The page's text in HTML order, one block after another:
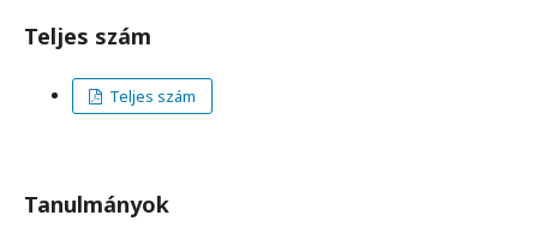
Teljes szám
Teljes szám
Tanulmányok